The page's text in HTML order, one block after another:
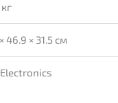
46.9 × 31.5 см
Electronics